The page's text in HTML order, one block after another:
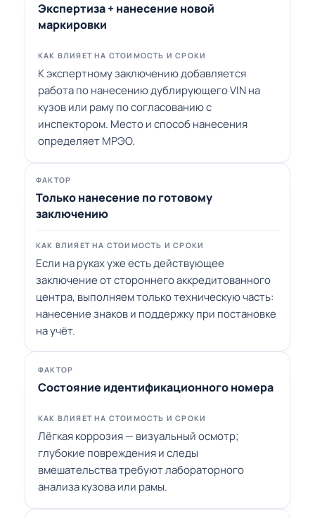
Экспертиза + нанесение новой
маркировки
К экспертному заключению добавляется
работа по нанесению дублирующего VIN на
кузов или раму по согласованию с
инспектором. Место и способ нанесения
определяет МРЭО.
Только нанесение по готовому
заключению
Если на руках уже есть действующее
заключение от стороннего аккредитованного
центра, выполняем только техническую часть:
нанесение знаков и поддержку при постановке
на учёт.
Состояние идентификационного номера
Лёгкая коррозия — визуальный осмотр;
глубокие повреждения и следы
вмешательства требуют лабораторного
анализа кузова или рамы.